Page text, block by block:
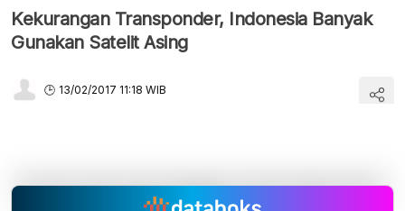
Kekurangan Transponder, Indonesia Banyak
Gunakan Satelit Asing
13/02/2017 11:18 WIB